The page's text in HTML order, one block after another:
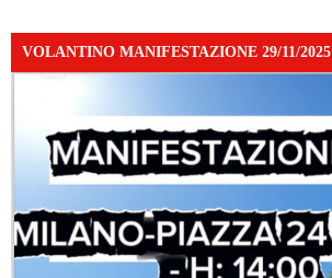
VOLANTINO MANIFESTAZIONE 29/11/2025